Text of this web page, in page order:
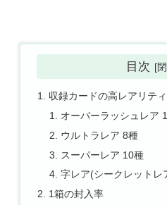
目次
収録カードの高レアリテ
オーバーラッシュレア
ウルトラレア 8種
スーパーレア 10種
字レア(シークレットレ
1箱の封入率